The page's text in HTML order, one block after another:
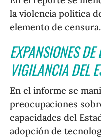
la violencia política
elemento de censura.
EXPANSIONES
VIGILANCIA DEL
En el informe se
preocupaciones
capacidades del
adopción de